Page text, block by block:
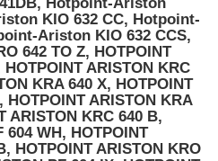
KIO 632 CC, Hotpoint-
Ariston KIO 632 CCS,
642 TO Z, HOTPOINT
ARISTON KRC
KRA 640 X, HOTPOINT
HOTPOINT ARISTON KRA
ARISTON KRC 640 B,
604 WH, HOTPOINT
HOTPOINT ARISTON KRO